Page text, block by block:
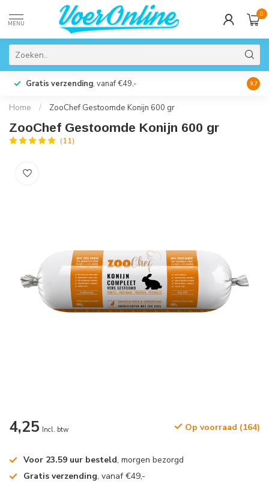
MENU
0
Gratis verzending, vanaf €49,- 9.7
Home / ZooChef Gestoomde Konijn 600 gr
ZooChef Gestoomde Konijn 600 gr
(11)
4,25 Incl. btw Op voorraad (164)
Voor 23.59 uur besteld, morgen bezorgd
Gratis verzending, vanaf €49,-